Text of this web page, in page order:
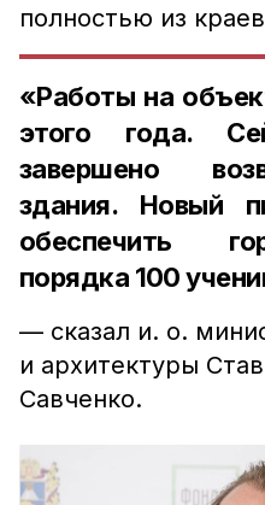
полностью из
«Работы на
этого года.
завершено
здания. Новый
обеспечить
порядка 100
— сказал и. о.
и архитектуры
Савченко.